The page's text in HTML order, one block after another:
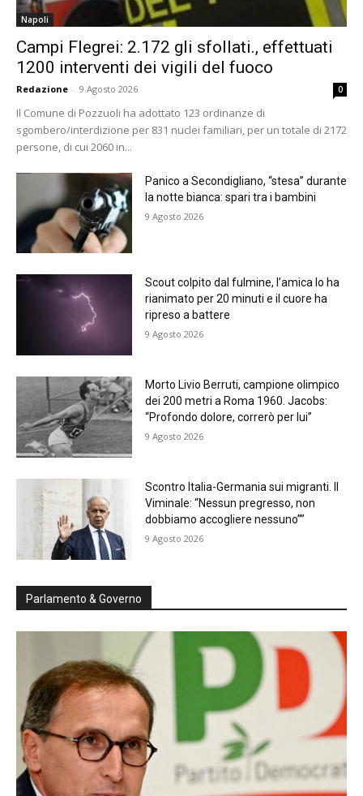
Napoli
Campi Flegrei: 2.172 gli sfollati., effettuati
1200 interventi dei vigili del fuoco
Redazione - 9 Agosto 2026 0
Il Comune di Pozzuoli ha adottato 123 ordinanze di
sgombero/interdizione per 831 nuclei familiari, per un totale di 2172
persone, di cui 2060 in...
Panico a Secondigliano, “stesa” durante
la notte bianca: spari tra i bambini
9 Agosto 2026
Scout colpito dal fulmine, l’amica lo ha
rianimato per 20 minuti e il cuore ha
ripreso a battere
9 Agosto 2026
Morto Livio Berruti, campione olimpico
dei 200 metri a Roma 1960. Jacobs:
“Profondo dolore, correrò per lui”
9 Agosto 2026
Scontro Italia-Germania sui migranti. Il
Viminale: “Nessun pregresso, non
dobbiamo accogliere nessuno””
9 Agosto 2026
Parlamento & Governo